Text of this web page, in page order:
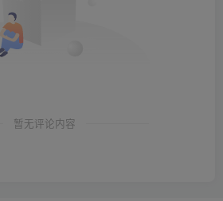
暂无评论内容